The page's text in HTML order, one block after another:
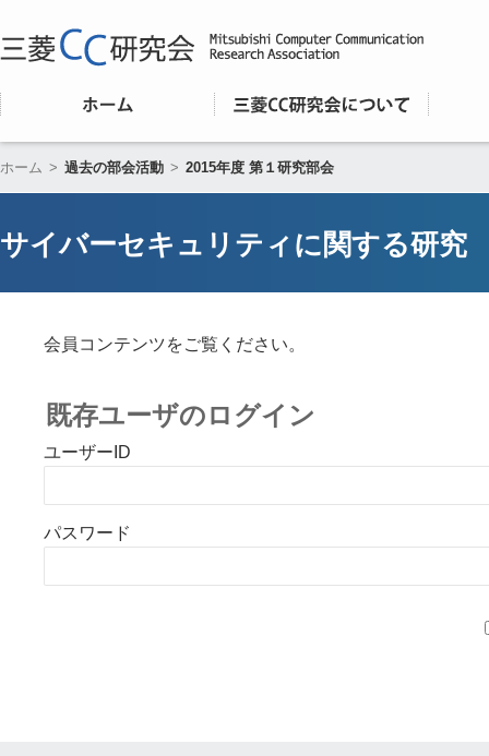
ホーム > 過去の部会活動 > 2015年度 第１研究部会
サイバーセキュリティに関する研究
会員コンテンツをご覧ください。
既存ユーザのログイン
ユーザーID
パスワード